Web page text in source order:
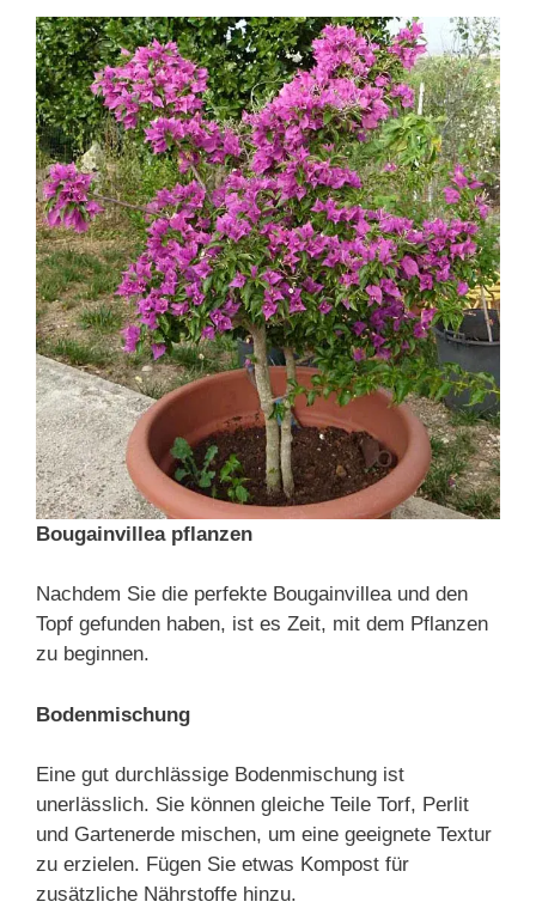
Bougainvillea pflanzen
Nachdem Sie die perfekte Bougainvillea und den
Topf gefunden haben, ist es Zeit, mit dem Pflanzen
zu beginnen.
Bodenmischung
Eine gut durchlässige Bodenmischung ist
unerlässlich. Sie können gleiche Teile Torf, Perlit
und Gartenerde mischen, um eine geeignete Textur
zu erzielen. Fügen Sie etwas Kompost für
zusätzliche Nährstoffe hinzu.